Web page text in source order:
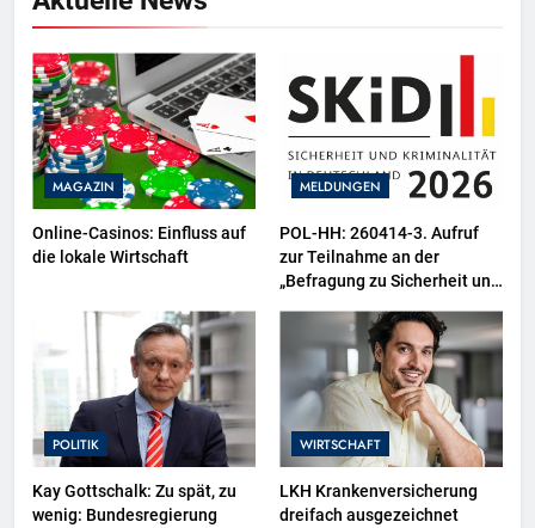
MAGAZIN
Online-Casinos: Einfluss auf
die lokale Wirtschaft
MELDUNGEN
POL-HH: 260414-3. Aufruf
zur Teilnahme an der
„Befragung zu Sicherheit und
(SKiD) 2026“
POLITIK
Kay Gottschalk: Zu spät, zu
wenig: Bundesregierung
WIRTSCHAFT
LKH Krankenversicherung
dreifach ausgezeichnet